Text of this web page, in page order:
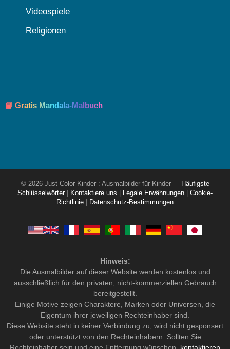
Videospiele
Religionen
📘 Gratis Mandala-Malbuch
© 2026 Just Color Kinder : Ausmalbilder für Kinder
Häufigste
Schlüsselwörter
Kontaktiere uns Legale Erwähnungen
Cookie-
Richtlinie
Datenschutz-Bestimmungen
Hinweis:
Die Ausmalbilder auf dieser Website werden kostenlos und
ausschließlich für den privaten, nicht-kommerziellen Gebrauch
bereitgestellt.
Einige Motive zeigen Charaktere, Marken oder Universen, die
Eigentum ihrer jeweiligen Rechteinhaber sind.
Diese Website steht in keiner Verbindung zu, wird nicht gesponsert
oder unterstützt von den Rechteinhabern. Sollten Sie
Rechteinhaber sein und eine Entfernung wünschen, kontaktieren